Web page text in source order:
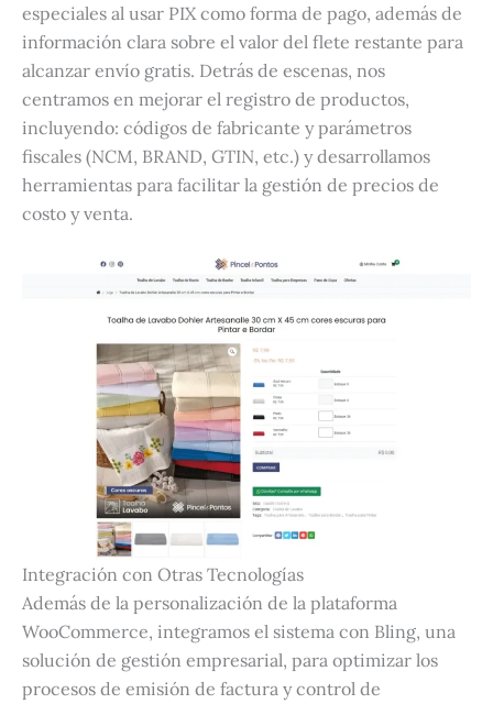
especiales al usar PIX como forma de pago, además de
información clara sobre el valor del flete restante para
alcanzar envío gratis. Detrás de escenas, nos
centramos en mejorar el registro de productos,
incluyendo: códigos de fabricante y parámetros
fiscales (NCM, BRAND, GTIN, etc.) y desarrollamos
herramientas para facilitar la gestión de precios de
costo y venta.
Integración con Otras Tecnologías
Además de la personalización de la plataforma
WooCommerce, integramos el sistema con Bling, una
solución de gestión empresarial, para optimizar los
procesos de emisión de factura y control de